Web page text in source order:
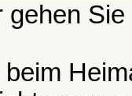
gehen
beim